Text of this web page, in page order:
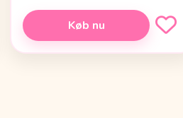
Køb nu